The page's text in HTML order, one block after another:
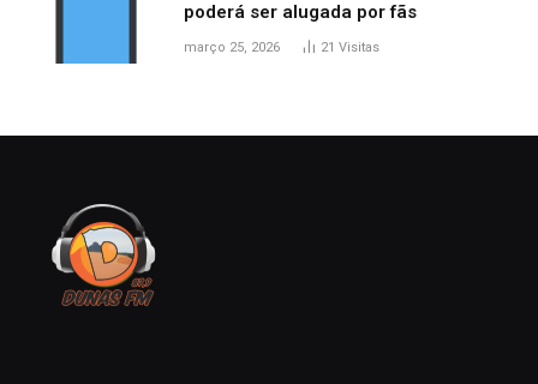
poderá ser alugada por fãs
março 25, 2026 21 Visitas